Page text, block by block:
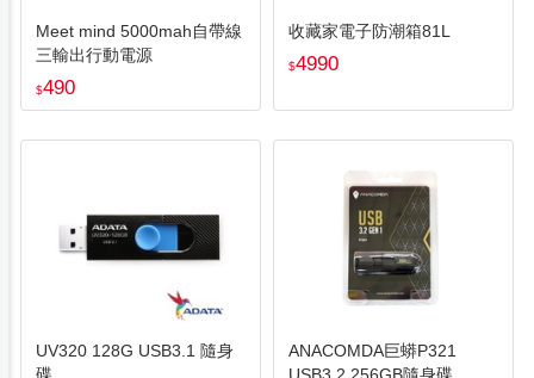
Meet mind 5000mah自帶線
三輸出行動電源
$490
收藏家電子防潮箱81L
$4990
UV320 128G USB3.1 隨身
ANACOMDA巨蟒P321